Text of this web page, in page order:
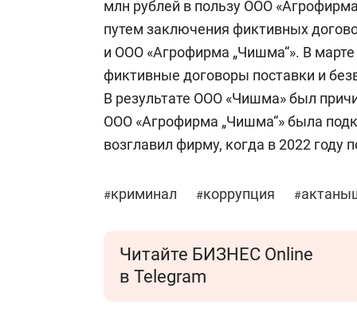
млн рублей в пользу ООО
путем заключения фиктивных
и ООО «Агрофирма „Чишма“». В
фиктивные договоры поставки и
В результате ООО «Чишма» был
ООО «Агрофирма „Чишма“» была
возглавил фирму, когда в 2022 году
#криминал #коррупция #
Читайте БИЗНЕС Online
в Telegram